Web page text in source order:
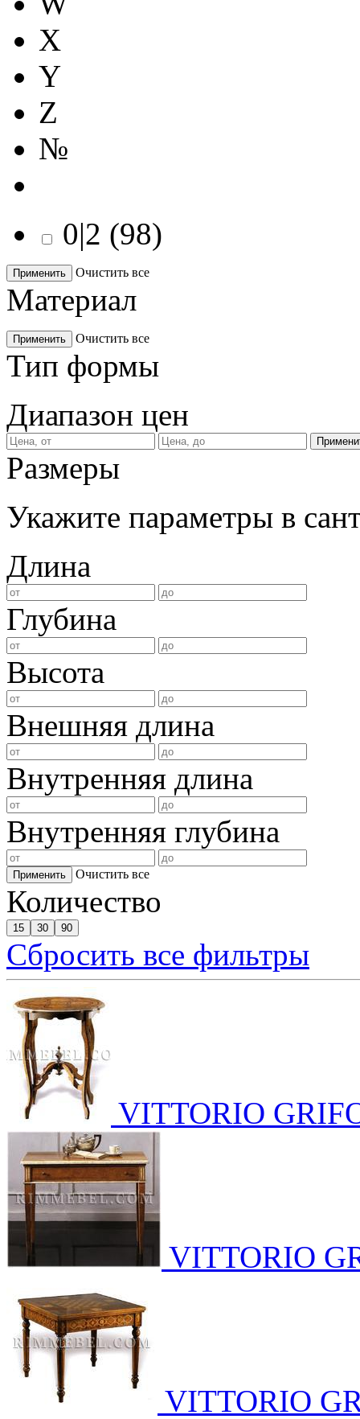
X
Y
Z
№
0|2 (98)
Применить Очистить все
Материал
Применить Очистить все
Тип формы
Диапазон цен
Размеры
Укажите параметры в
Длина
Глубина
Высота
Внешняя длина
Внутренняя длина
Внутренняя глубина
Применить Очистить все
Количество
15 30 90
Сбросить все фильтры
VITTORIO
VITTORIO
VITTORIO